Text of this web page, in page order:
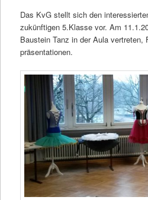
Das KvG stellt sich den
zukünftigen 5.Klasse vor. Am
Baustein Tanz in der Aula vertreten,
präsentationen.